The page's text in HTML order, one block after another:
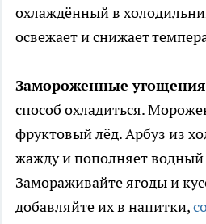
охлаждённый в
освежает и снижает
Замороженные угощения
способ охладиться.
фруктовый лёд. Арбуз из
жажду и пополняет водный
Замораживайте ягоды и
добавляйте их в напитки,